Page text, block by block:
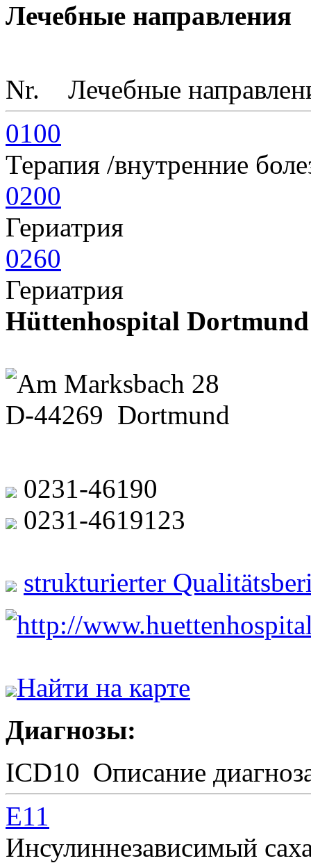
Лечебные направления
Nr.
Лечебные
0100
Терапия /внутренние
0200
Гериатрия
0260
Гериатрия
Hüttenhospital
Am Marksbach 28
D-44269 Dortmund
0231-46190
0231-4619123
strukturierter
http://
Найти на карте
Диагнозы:
ICD10 Описание
E11
Инсулиннезависимый